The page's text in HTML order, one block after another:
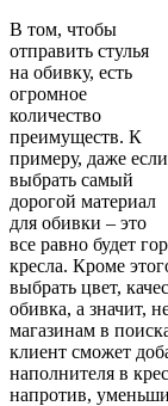
В том, чтобы
отправить стулья
на обивку, есть
огромное
количество
преимуществ. К
примеру, даже если
выбрать самый
дорогой материал
для обивки – это
все равно будет
кресла. Кроме
выбрать цвет,
обивка, а значит,
магазинам в
клиент сможет
наполнителя в
напротив,